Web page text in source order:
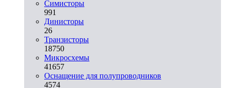
Симисторы
991
Динисторы
26
Транзисторы
18750
Микросхемы
41657
Оснащение для полупроводников
4574